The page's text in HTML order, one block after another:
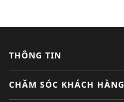
THÔNG TIN
CHĂM SÓC KHÁCH HÀNG